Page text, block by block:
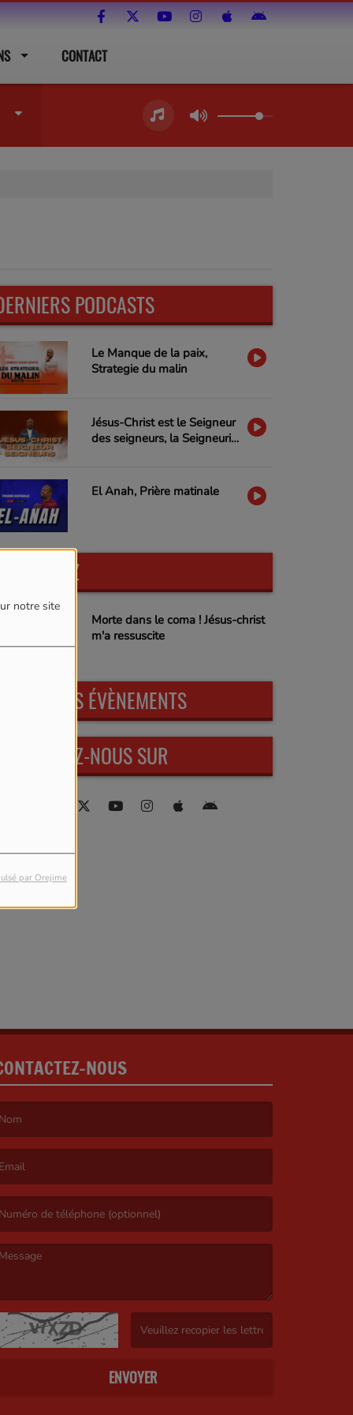
notre site
par Orejime
CONTACT
PODCASTS
Le Manque de la paix,
Strategie du malin
Jésus-Christ est le Seigneur
des seigneurs, la Seigneurie
El Anah, Prière matinale
PARTICIPEZ
Morte dans le coma ! Jésus-christ
m'a ressuscite
PROCHAINS ÉVÈNEMENTS
RETROUVEZ-NOUS SUR
NOUS
ENVOYER